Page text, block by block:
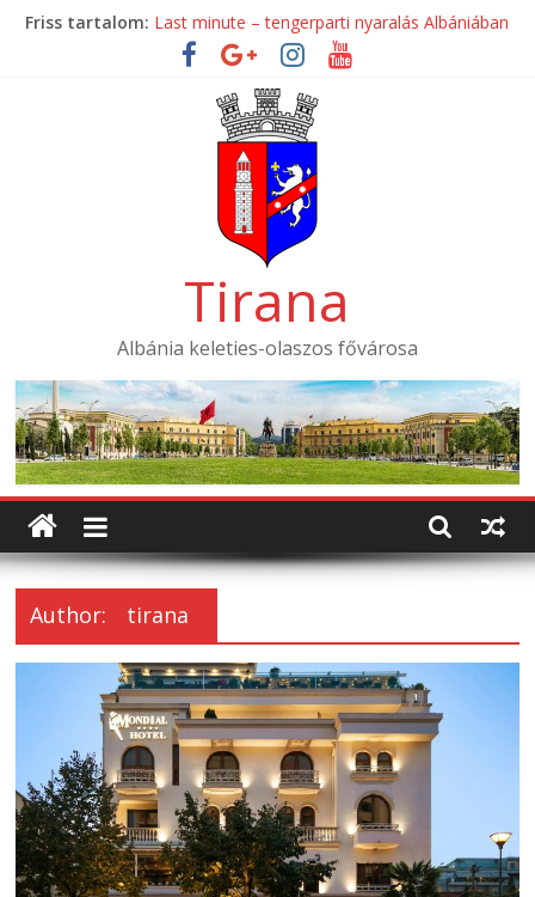
SkipFriss tartalom: Last minute – tengerparti nyaralás Albániában
Mondial Hotel ****
Mak Albania Hotel *****
La Bohème Hotel ****
Tirana International Hotel ****
Tirana
Albánia keleties-olaszos fővárosa
Author: tirana